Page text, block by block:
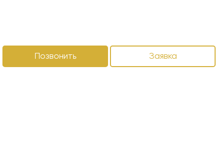
Позвонить Заявка